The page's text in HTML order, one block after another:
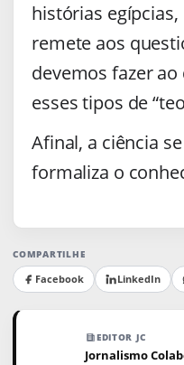
histórias
remete aos
devemos fazer
esses tipos de
Afinal, a ciência
formaliza o
COMPARTILHE
Facebook LinkedIn
EDITOR JC
Jornalismo